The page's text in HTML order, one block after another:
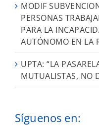
MODIF
PERSONAS
PARA LA
AUTÓNOMO EN LA
UPTA: “LA
MUTUALISTAS, NO
Síguenos en: